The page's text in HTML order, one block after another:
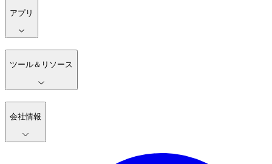
アプリ
ツール＆リソース
会社情報